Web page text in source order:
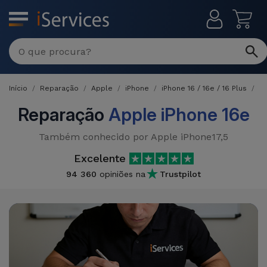
MENU
Reparações
Multimarca
Por
Avaria
iPhone
Macbook
/ iMac
Watch
iPhones
MacBooks
Recondicionados
Produtos
Novidades
Promoções
Retomas
Início Reparação Apple iPhone iPhone 16 / 16e / 16 Plus
Reparação Apple iPhone 16e
Também conhecido por Apple iPhone17,5
Excelente
94 360 opiniões na Trustpilot